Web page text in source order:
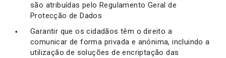
são atribuídas pelo Regulamento Geral de
Protecção de Dados
Garantir que os cidadãos têm o direito a
comunicar de forma privada e anónima, incluindo a
utilização de soluções de encriptação das